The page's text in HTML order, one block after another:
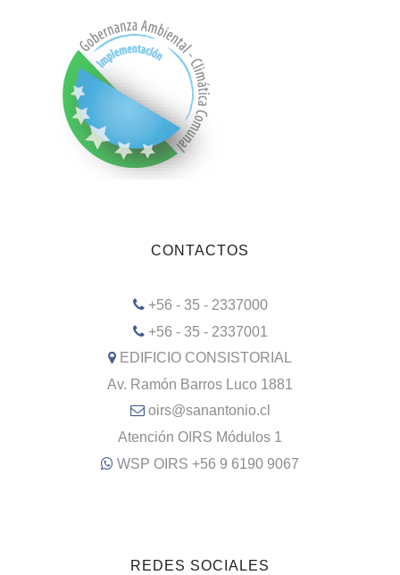
CONTACTOS
+56 - 35 - 2337000
+56 - 35 - 2337001
EDIFICIO CONSISTORIAL
Av. Ramón Barros Luco 1881
oirs@sanantonio.cl
Atención OIRS Módulos 1
WSP OIRS +56 9 6190 9067
REDES SOCIALES